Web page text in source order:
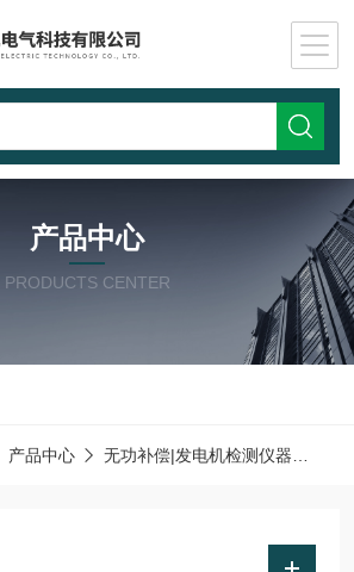
产品中心
PRODUCTS CENTER
产品中心 无功补偿|发电机检测仪器